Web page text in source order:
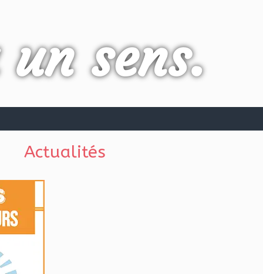
sens.
Actualités